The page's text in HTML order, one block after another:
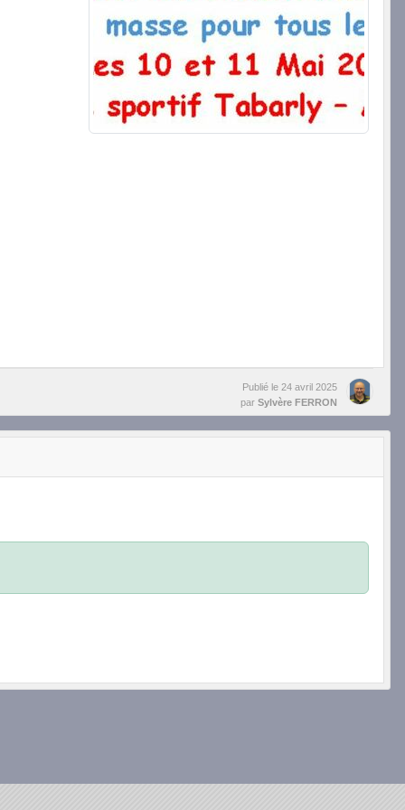
Publié le 24 avril 2025
par Sylvère FERRON